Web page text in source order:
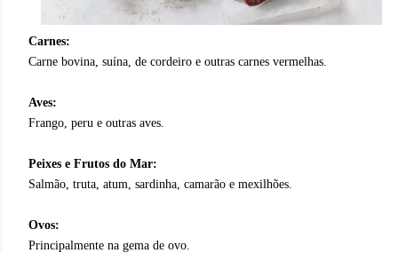
Carnes:
Carne bovina, suína, de cordeiro e outras carnes vermelhas.
Aves:
Frango, peru e outras aves.
Peixes e Frutos do Mar:
Salmão, truta, atum, sardinha, camarão e mexilhões.
Ovos:
Principalmente na gema de ovo.